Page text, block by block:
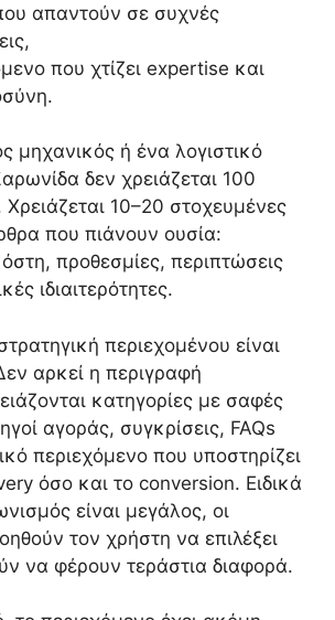
απαντούν σε συχνές
που χτίζει expertise και
μηχανικός ή ένα λογιστικό
δεν χρειάζεται 100
10–20 στοχευμένες
που πιάνουν ουσία:
προθεσμίες, περιπτώσεις
ιδιαιτερότητες.
περιεχομένου είναι
αρκεί η περιγραφή
κατηγορίες με σαφές
αγοράς, συγκρίσεις, FAQs
περιεχόμενο που υποστηρίζει
όσο και το conversion. Ειδικά
είναι μεγάλος, οι
τον χρήστη να επιλέξει
να φέρουν τεράστια διαφορά.